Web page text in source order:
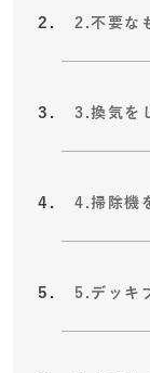
2.不要な
3.換気を
4.掃除機
5.デッキ